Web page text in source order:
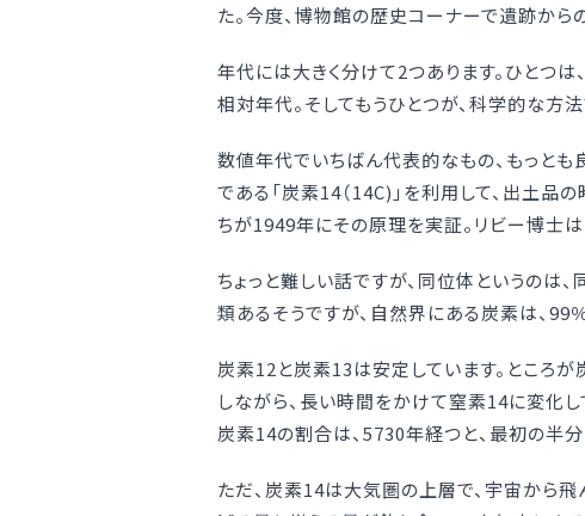
た。今度、博物館の歴史コーナーで遺跡から
年代には大きく分けて2つあります。ひとつ
相対年代。そしてもうひとつが、科学的な方
数値年代でいちばん代表的なもの、もっとも
である「炭素14（14C)」を利用して、出土品
ちが1949年にその原理を実証。リビー博士
ちょっと難しい話ですが、同位体というのは
類あるそうですが、自然界にある炭素は、99
炭素12と炭素13は安定しています。ところ
しながら、長い時間をかけて窒素14に変化
炭素14の割合は、5730年経つと、最初の半分
ただ、炭素14は大気圏の上層で、宇宙から飛